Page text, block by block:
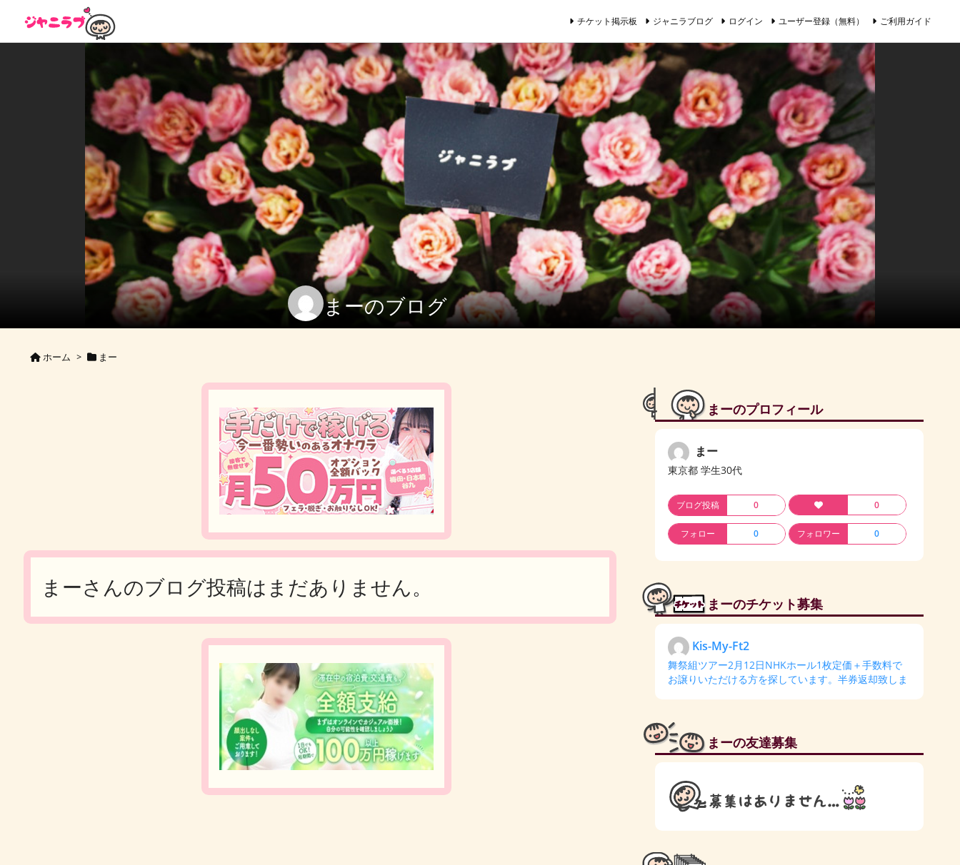
まーのブログ
チケット掲示板 ジャニラブログ ログイン ユーザー登録（無料） ご利用ガイド
ホーム > まー
まーさんのブログ投稿はまだありません。
まーのプロフィール
まー
東京都 学生30代
ブログ投稿 0 0
フォロー 0 フォロワー 0
まーのチケット募集
Kis-My-Ft2
舞祭組ツアー2月12日NHKホール1枚定価＋手数料で
お譲りいただける方を探しています。半券返却致しま
まーの友達募集